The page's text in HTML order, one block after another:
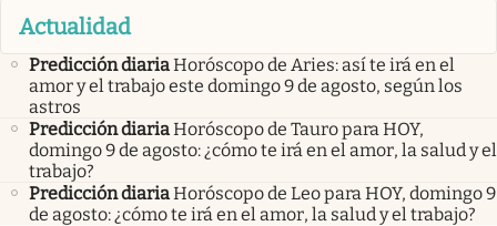
Actualidad
Predicción diariaHoróscopo de Aries: así te irá en el
amor y el trabajo este domingo 9 de agosto, según los
astros
Predicción diariaHoróscopo de Tauro para HOY,
domingo 9 de agosto: ¿cómo te irá en el amor, la salud y el
trabajo?
Predicción diariaHoróscopo de Leo para HOY, domingo 9
de agosto: ¿cómo te irá en el amor, la salud y el trabajo?